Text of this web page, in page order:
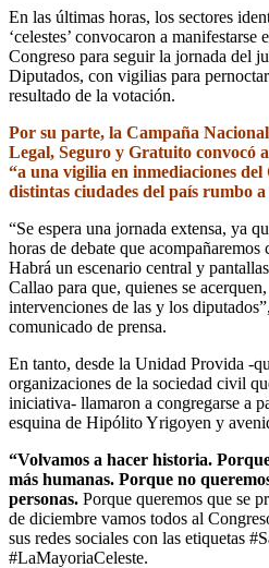
En las últimas horas, los sectores
‘celestes’ convocaron a manifestarse
Congreso para seguir la jornada del
Diputados, con vigilias para
resultado de la votación.
Por su parte, la Campaña
Legal, Seguro y Gratuito convocó
“a una vigilia en inmediaciones
distintas ciudades del país rumbo
“Se espera una jornada extensa, ya
horas de debate que
Habrá un escenario central y
Callao para que, quienes se
intervenciones de las y los
comunicado de prensa.
En tanto, desde la Unidad Provida -
organizaciones de la sociedad civil
iniciativa- llamaron a congregarse a
esquina de Hipólito Yrigoyen y
“Volvamos a hacer historia.
más humanas. Porque no
personas. Porque queremos que se
de diciembre vamos todos al
sus redes sociales con las etiquetas
#LaMayoriaCeleste.